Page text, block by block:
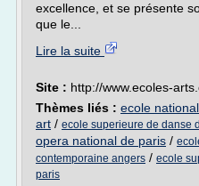
excellence, et se présente
que le...
Lire la suite
Site : http://www.ecoles-
Thèmes liés : ecole
art / ecole superieure de danse
opera national de paris /
contemporaine angers / ecole
paris